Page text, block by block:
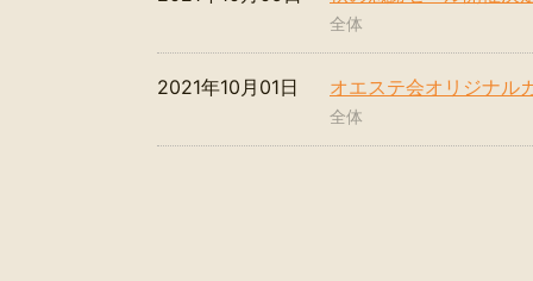
全体
オエステ会オリジナル
2021年10月01日
全体